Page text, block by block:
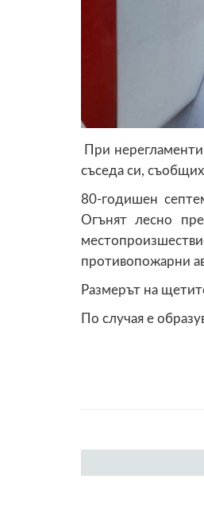
При
съседа си,
80-годишен
Огънят лесно
противопожарни
Размерът на
По случая е